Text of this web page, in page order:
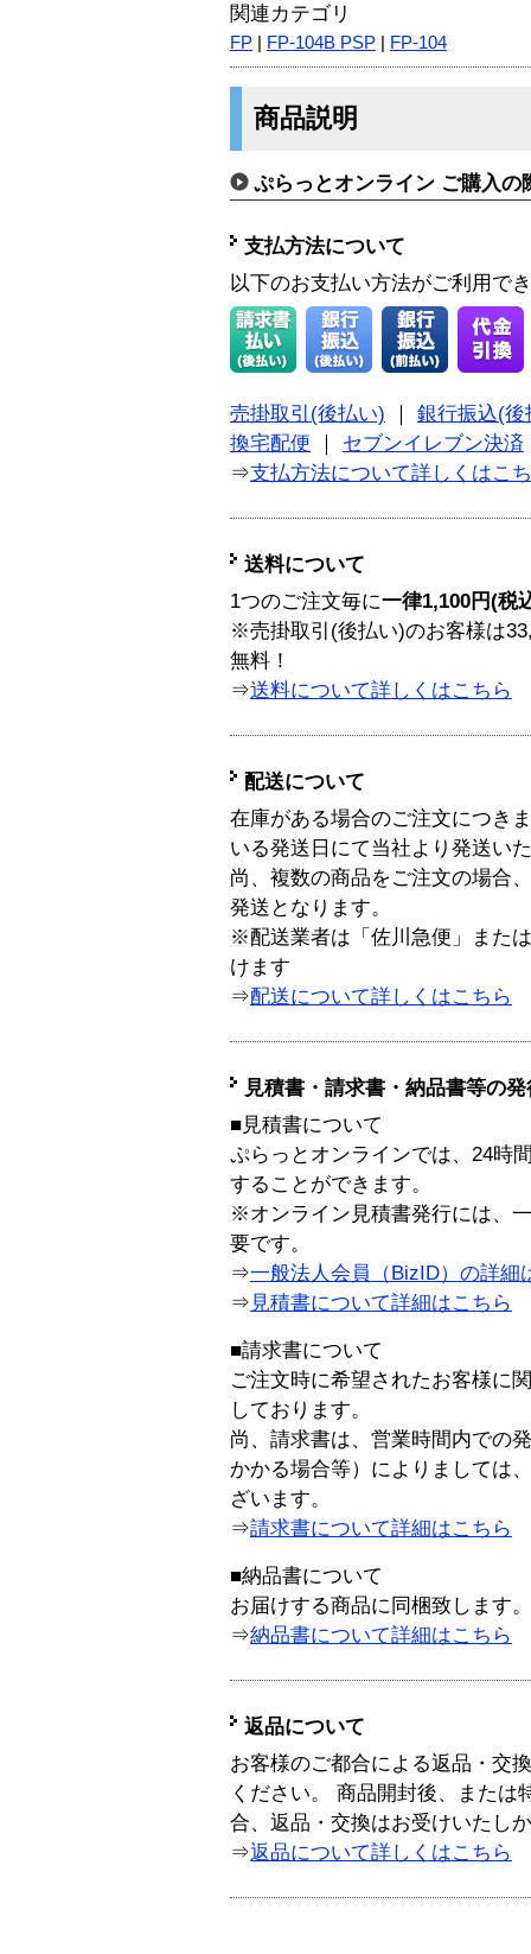
関連カテゴリ
FP FP-104B PSP FP-104
商品説明
ぷらっとオンライン ご購入の
支払方法について
以下のお支払い方法がご利用で
売掛取引(後払い)
銀行振込(後
換宅配便
セブンイレブン決済
⇒支払方法について詳しくはこ
送料について
1つのご注文毎に一律1,100円(税
※売掛取引(後払い)のお客様は
無料！
⇒送料について詳しくはこちら
配送について
在庫がある場合のご注文につき
いる発送日にて当社より発送い
尚、複数の商品をご注文の場合
発送となります。
※配送業者は「佐川急便」また
けます
⇒配送について詳しくはこちら
見積書・請求書・納品書等の
■見積書について
ぷらっとオンラインでは、24時
することができます。
※オンライン見積書発行には、
要です。
⇒一般法人会員（BizID）の詳細
⇒ 見積書について詳細はこちら
■請求書について
ご注文時に希望されたお客様に
しております。
尚、請求書は、営業時間内での
かかる場合等）によりましては
ざいます。
⇒請求書について詳細はこちら
■納品書について
お届けする商品に同梱致します。
⇒納品書について詳細はこちら
返品について
お客様のご都合による返品・交
ください。 商品開封後、または
合、返品・交換はお受けいたし
⇒返品について詳しくはこちら